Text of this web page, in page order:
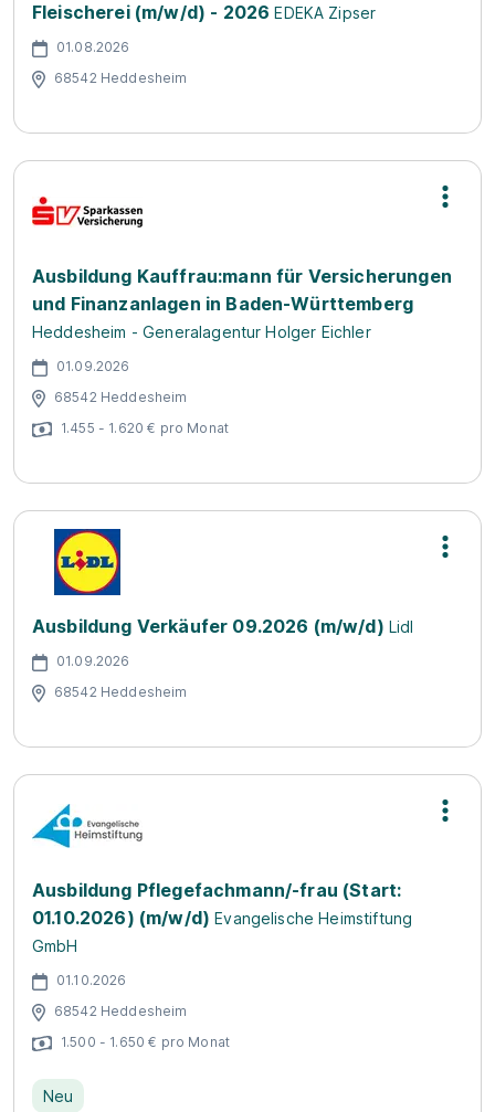
Fleischerei (m/w/d) - 2026 EDEKA Zipser
01.08.2026
68542 Heddesheim
Ausbildung Kauffrau:mann für Versicherungen
und Finanzanlagen in Baden-Württemberg
Heddesheim - Generalagentur Holger Eichler
01.09.2026
68542 Heddesheim
1.455 - 1.620 € pro Monat
Ausbildung Verkäufer 09.2026 (m/w/d) Lidl
01.09.2026
68542 Heddesheim
Ausbildung Pflegefachmann/-frau (Start:
01.10.2026) (m/w/d) Evangelische Heimstiftung
GmbH
01.10.2026
68542 Heddesheim
1.500 - 1.650 € pro Monat
Neu